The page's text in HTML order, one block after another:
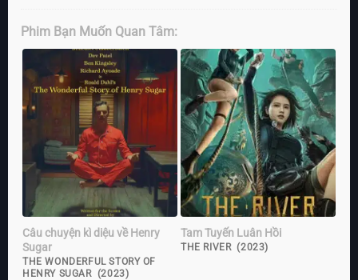
Phim Bạn Muốn Quan Tâm:
Câu chuyện kì diệu về Henry
Sugar
THE WONDERFUL STORY OF
HENRY SUGAR (2023)
Tam Tuyến Luân Hồi
THE RIVER (2023)